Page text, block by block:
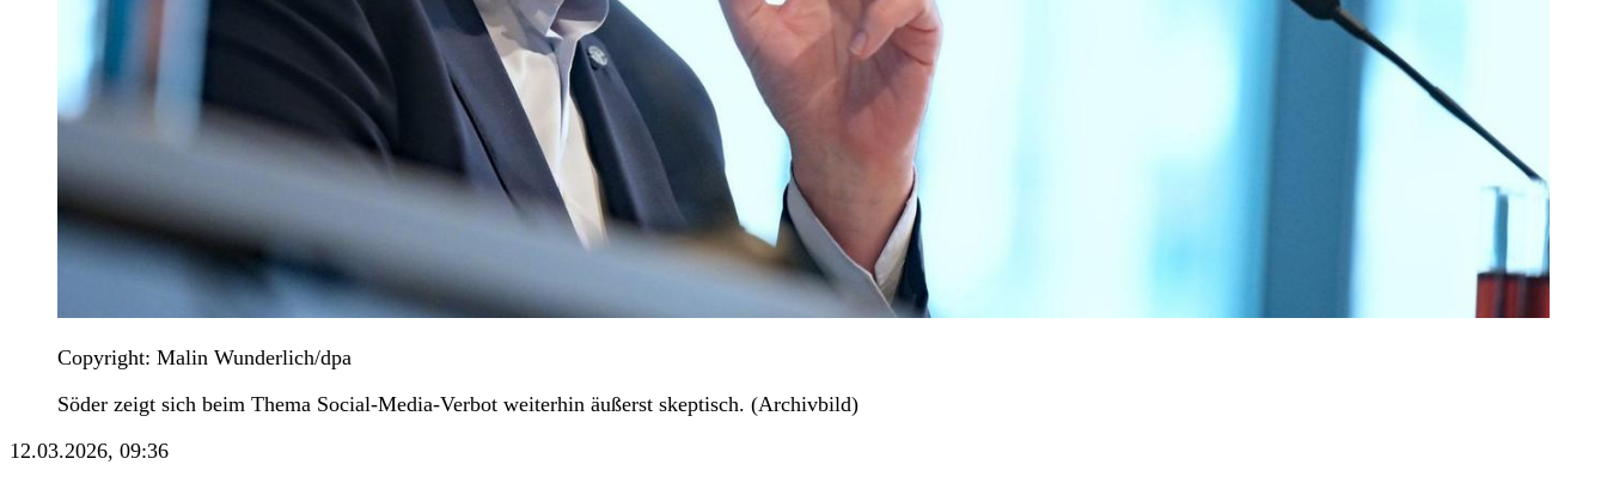
Copyright: Malin Wunderlich/dpa
Söder zeigt sich beim Thema Social-Media-Verbot weiterhin äußerst skeptisch. (Archivbild)
12.03.2026, 09:36